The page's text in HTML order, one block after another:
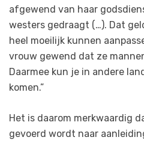
afgewend van haar
westers gedraagt (…). Dat
heel moeilijk kunnen
vrouw gewend dat ze
Daarmee kun je in andere
komen.”
Het is daarom merkwaardig
gevoerd wordt naar